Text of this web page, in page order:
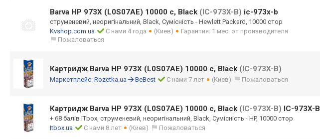
Barva HP 973X (L0S07AE) 10000 c, Black (IC-973X-B) ic-973x-b
струменевий, неоригінальний, Black, Сумісність - Hewlett Packard, 10000 стор
Kvshop.com.ua
С нами 4 года (Киев)
Гарантия: 1 мес. от производителя
Пожаловаться
Картридж Barva HP 973X (L0S07AE) 10000 c, Black (IC-973X-B)
Маркетплейс: Rozetka.ua BeBest С нами 7 лет (Киев) Пожаловаться
Картридж Barva HP 973X (L0S07AE) 10000 c, Black (IC-973X-B) IC-973X-B
+ 68 балів ITbox, струменевий, неоригінальний, Black, Сумісність - HP, 10000 стор
Itbox.ua
С нами 8 лет (Киев) Пожаловаться